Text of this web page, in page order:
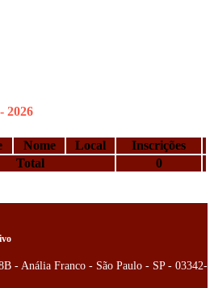
2026
Nome Local
Inscrições
Total
0
- Anália Franco - São Paulo - SP - 03342-